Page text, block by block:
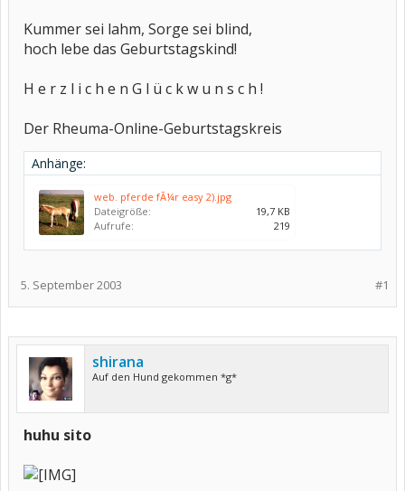
Kummer sei lahm, Sorge sei blind,
hoch lebe das Geburtstagskind!
H e r z l i c h e n G l ü c k w u n s c h !
Der Rheuma-Online-Geburtstagskreis
Anhänge:
web. pferde fÃ¼r easy 2).jpg
Dateigröße:
19,7 KB
Aufrufe:
219
#1
5. September 2003
shirana
Auf den Hund gekommen *g*
huhu sito